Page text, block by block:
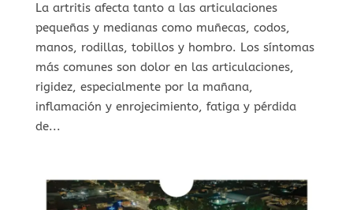
La artritis afecta tanto a las articulaciones
pequeñas y medianas como muñecas, codos,
manos, rodillas, tobillos y hombro. Los síntomas
más comunes son dolor en las articulaciones,
rigidez, especialmente por la mañana,
inflamación y enrojecimiento, fatiga y pérdida
de...